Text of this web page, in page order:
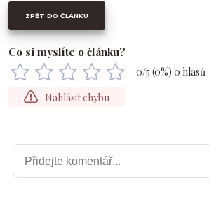
ZPĚT DO ČLÁNKU
Co si myslíte o článku?
0/5 (0%) 0 hlasů
Nahlásit chybu